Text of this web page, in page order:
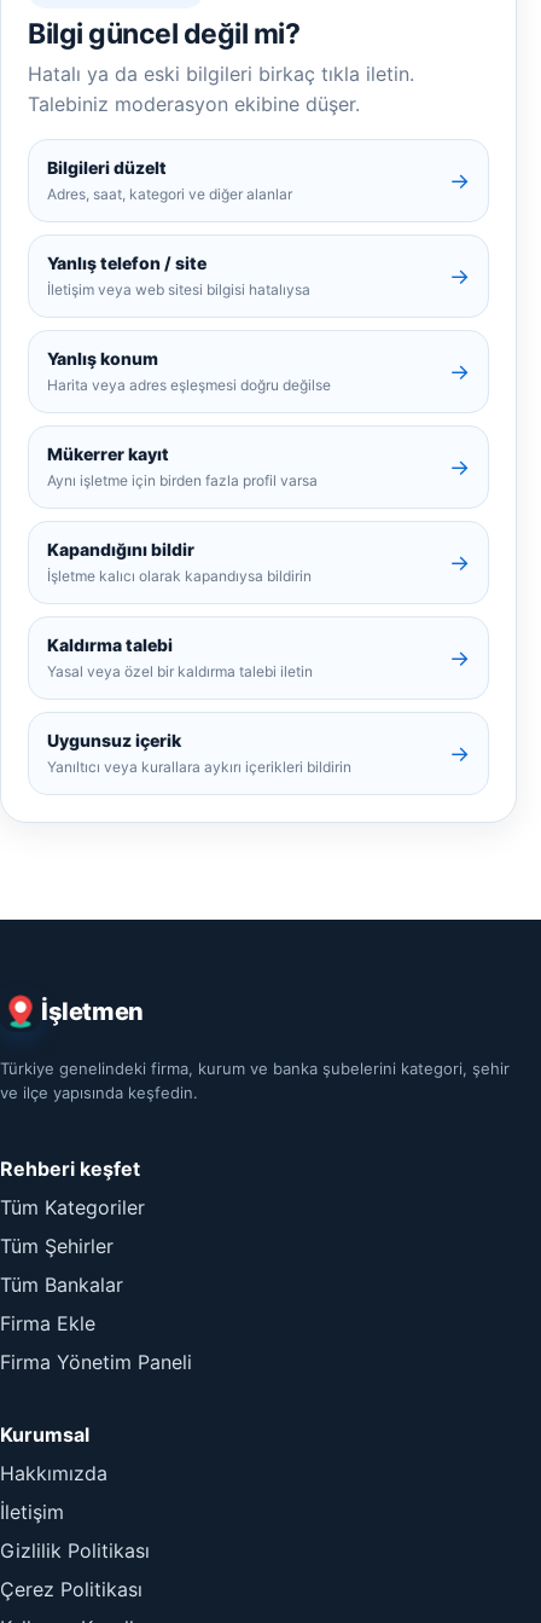
Bilgi güncel değil mi?
Hatalı ya da eski bilgileri birkaç tıkla iletin.
Talebiniz moderasyon ekibine düşer.
Bilgileri düzelt
Adres, saat, kategori ve diğer alanlar
→
Yanlış telefon / site
İletişim veya web sitesi bilgisi hatalıysa
→
Yanlış konum
Harita veya adres eşleşmesi doğru değilse
→
Mükerrer kayıt
Aynı işletme için birden fazla profil varsa
→
Kapandığını bildir
İşletme kalıcı olarak kapandıysa bildirin
→
Kaldırma talebi
Yasal veya özel bir kaldırma talebi iletin
→
Uygunsuz içerik
Yanıltıcı veya kurallara aykırı içerikleri bildirin
→
İşletmen
Türkiye genelindeki firma, kurum ve banka şubelerini kategori, şehir
ve ilçe yapısında keşfedin.
Rehberi keşfet
Tüm Kategoriler
Tüm Şehirler
Tüm Bankalar
Firma Ekle
Firma Yönetim Paneli
Kurumsal
Hakkımızda
İletişim
Gizlilik Politikası
Çerez Politikası